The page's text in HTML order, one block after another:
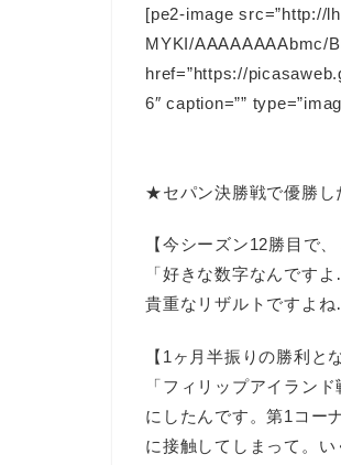
[pe2-image src=”http://
MYKI/AAAAAAAAbmc/
href=”https://
6″ caption=””
★セパン決勝戦で優勝し
【今シーズン12勝目で
「好きな数字なんです
貴重なリザルトですよ
【1ヶ月半振りの勝利と
「フィリップアイラン
にしたんです。第1コー
に接触してしまって。